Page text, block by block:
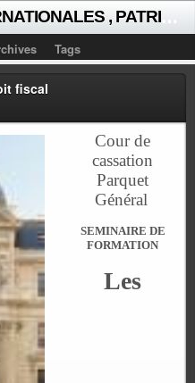
Tags
fiscal
Cour de
cassation
Parquet
Général
SEMINAIRE DE
FORMATION
Les